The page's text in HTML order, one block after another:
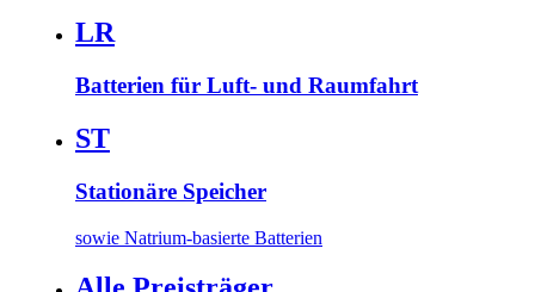
LR
Batterien für Luft- und Raumfahrt
ST
Stationäre Speicher
sowie Natrium-basierte Batterien